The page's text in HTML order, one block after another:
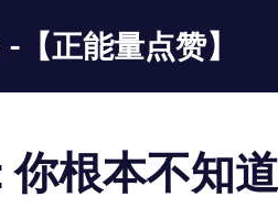
【正能量点赞】
你根本不知